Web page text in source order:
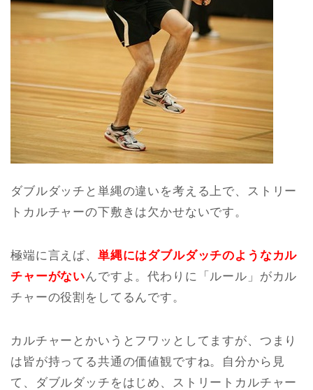
ダブルダッチと単縄の違いを考える上で、ストリー
トカルチャーの下敷きは欠かせないです。
極端に言えば、 単縄にはダブルダッチのようなカル
チャーがないんですよ。代わりに「ルール」がカル
チャーの役割をしてるんです。
カルチャーとかいうとフワッとしてますが、つまり
は皆が持ってる共通の価値観ですね。自分から見
て、ダブルダッチをはじめ、ストリートカルチャー